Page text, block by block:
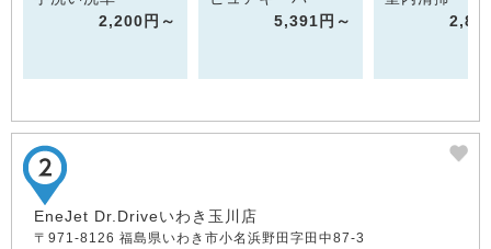
2,200円～
5,391円～
EneJet Dr.Driveいわき玉川店
〒971-8126 福島県いわき市小名浜野田字田中87-3